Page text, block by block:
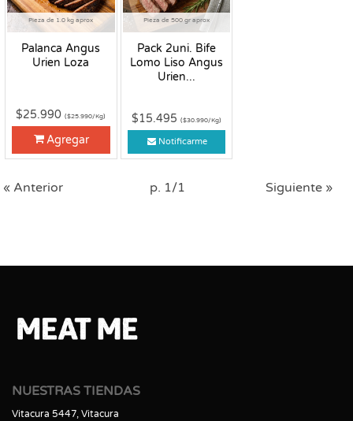
Pieza de 1.0 kg aprox
Palanca Angus
Urien Loza
$25.990($25.990/Kg)
Agregar
Pieza de 500 gr aprox
Pack 2uni. Bife
Lomo Liso Angus
Urien...
$15.495 ($30.990/Kg)
Notificarme
« Anterior p. 1/1 Siguiente »
NUESTRAS TIENDAS
Vitacura 5447, Vitacura